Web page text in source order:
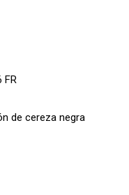
FR
de cereza negra